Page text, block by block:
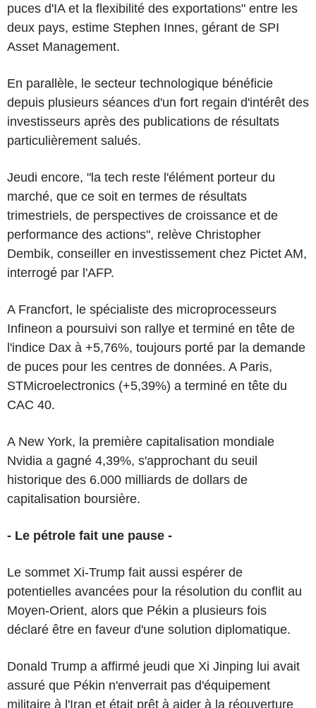
puces d'IA et la flexibilité des exportations" entre les
deux pays, estime Stephen Innes, gérant de SPI
Asset Management.
En parallèle, le secteur technologique bénéficie
depuis plusieurs séances d'un fort regain d'intérêt des
investisseurs après des publications de résultats
particulièrement salués.
Jeudi encore, "la tech reste l'élément porteur du
marché, que ce soit en termes de résultats
trimestriels, de perspectives de croissance et de
performance des actions", relève Christopher
Dembik, conseiller en investissement chez Pictet AM,
interrogé par l'AFP.
A Francfort, le spécialiste des microprocesseurs
Infineon a poursuivi son rallye et terminé en tête de
l'indice Dax à +5,76%, toujours porté par la demande
de puces pour les centres de données. A Paris,
STMicroelectronics (+5,39%) a terminé en tête du
CAC 40.
A New York, la première capitalisation mondiale
Nvidia a gagné 4,39%, s'approchant du seuil
historique des 6.000 milliards de dollars de
capitalisation boursière.
- Le pétrole fait une pause -
Le sommet Xi-Trump fait aussi espérer de
potentielles avancées pour la résolution du conflit au
Moyen-Orient, alors que Pékin a plusieurs fois
déclaré être en faveur d'une solution diplomatique.
Donald Trump a affirmé jeudi que Xi Jinping lui avait
assuré que Pékin n'enverrait pas d'équipement
militaire à l'Iran et était prêt à aider à la réouverture